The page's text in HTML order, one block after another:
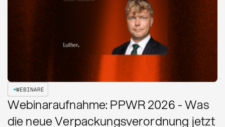
WEBINARE
Webinaraufnahme: PPWR 2026 - Was
die neue Verpackungsverordnung jetzt